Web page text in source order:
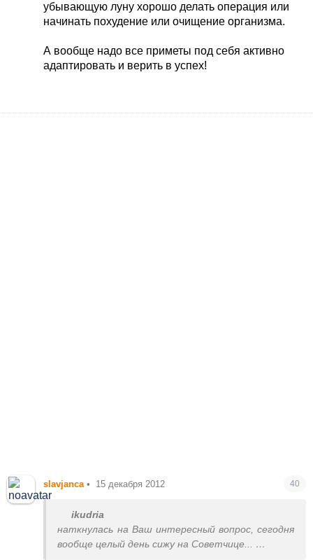
убывающую луну хорошо делать операция или
начинать похудение или очищение организма.
А вообще надо все приметы под себя активно
адаптировать и верить в успех!
slavjanca • 15 декабря 2012 40
ikudria
наткнулась на Ваш интересный вопрос, сегодня
вообще целый день сижу на Советчице...